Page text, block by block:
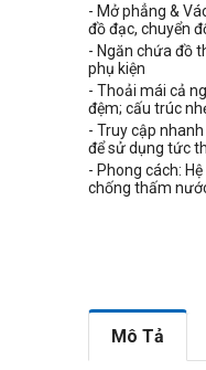
- Mở phẳng &
đồ đạc, chuyển
- Ngăn chứa đồ
phụ kiện
- Thoải mái cả
đệm; cấu trúc
- Truy cập
để sử dụng tức
- Phong cách:
chống thấm
Mô Tả